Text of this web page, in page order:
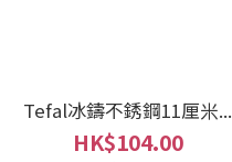
Tefal冰鑄不銹鋼11厘米...
HK$104.00